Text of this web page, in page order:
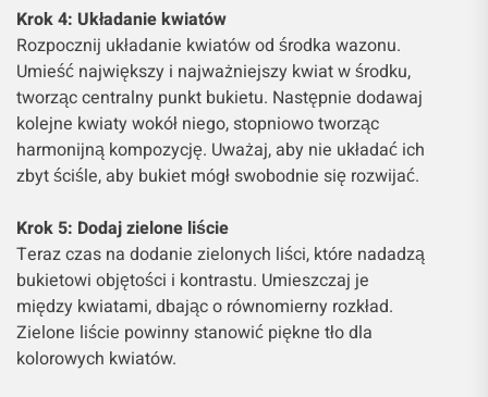
Krok 4: Układanie kwiatów
Rozpocznij układanie kwiatów od środka wazonu.
Umieść największy i najważniejszy kwiat w środku,
tworząc centralny punkt bukietu. Następnie dodawaj
kolejne kwiaty wokół niego, stopniowo tworząc
harmonijną kompozycję. Uważaj, aby nie układać ich
zbyt ściśle, aby bukiet mógł swobodnie się rozwijać.
Krok 5: Dodaj zielone liście
Teraz czas na dodanie zielonych liści, które nadadzą
bukietowi objętości i kontrastu. Umieszczaj je
między kwiatami, dbając o równomierny rozkład.
Zielone liście powinny stanowić piękne tło dla
kolorowych kwiatów.